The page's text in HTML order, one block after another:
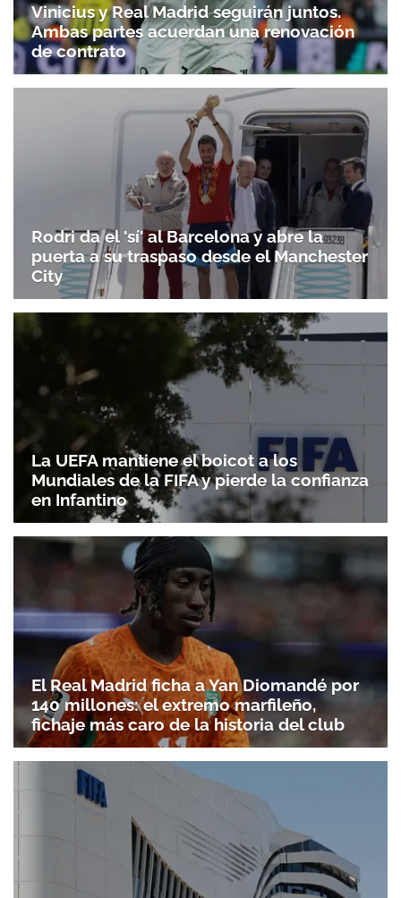
Vinicius y Real Madrid seguirán juntos.
Ambas partes acuerdan una renovación
de contrato
Rodri da el 'sí' al Barcelona y abre la
puerta a su traspaso desde el Manchester
City
La UEFA mantiene el boicot a los
Mundiales de la FIFA y pierde la confianza
en Infantino
El Real Madrid ficha a Yan Diomandé por
140 millones: el extremo marfileño,
fichaje más caro de la historia del club